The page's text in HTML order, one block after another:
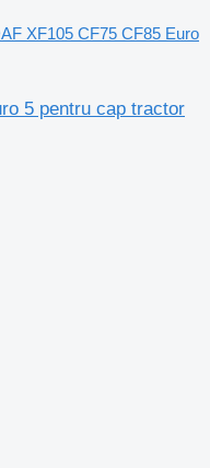
XF105 CF75 CF85 Euro
5 pentru cap tractor